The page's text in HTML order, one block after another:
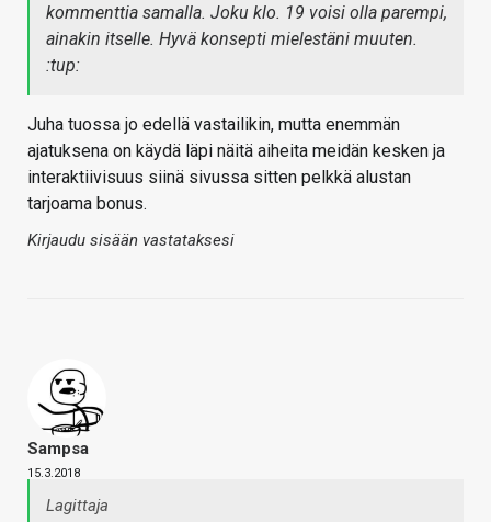
kommenttia samalla. Joku klo. 19 voisi olla parempi,
ainakin itselle. Hyvä konsepti mielestäni muuten.
:tup:
Juha tuossa jo edellä vastailikin, mutta enemmän
ajatuksena on käydä läpi näitä aiheita meidän kesken ja
interaktiivisuus siinä sivussa sitten pelkkä alustan
tarjoama bonus.
Kirjaudu sisään vastataksesi
Sampsa
15.3.2018
Lagittaja